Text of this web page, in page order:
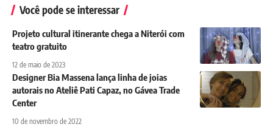
Você pode se interessar
Projeto cultural itinerante chega a Niterói com
teatro gratuito
12 de maio de 2023
Designer Bia Massena lança linha de joias
autorais no Ateliê Pati Capaz, no Gávea Trade
Center
10 de novembro de 2022